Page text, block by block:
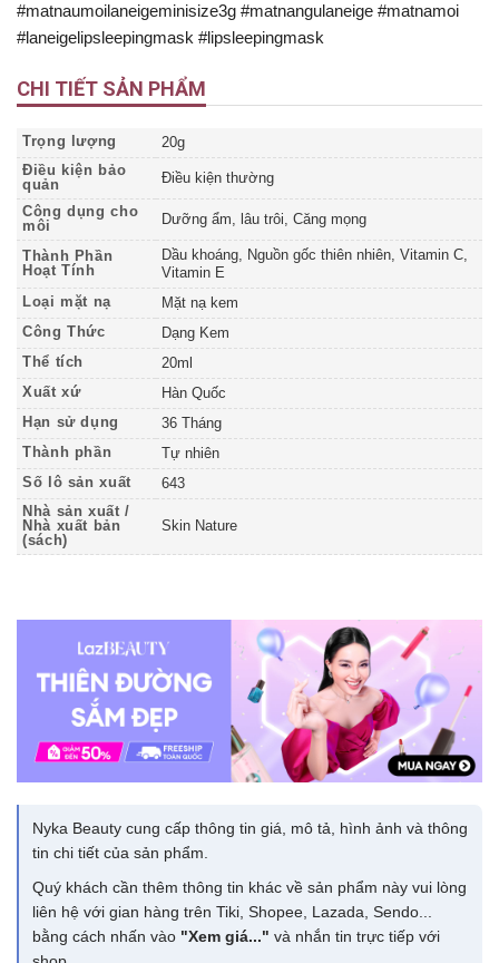
#matnaumoilaneigeminisize3g #matnangulaneige #matnamoi
#laneigelipsleepingmask #lipsleepingmask
CHI TIẾT SẢN PHẨM
Trọng lượng
20g
Điều kiện bảo
quản
Điều kiện thường
Công dụng cho
môi
Dưỡng ẩm, lâu trôi, Căng mọng
Thành Phần
Hoạt Tính
Dầu khoáng, Nguồn gốc thiên nhiên, Vitamin C,
Vitamin E
Loại mặt nạ
Mặt nạ kem
Công Thức
Dạng Kem
Thể tích
20ml
Xuất xứ
Hàn Quốc
Hạn sử dụng
36 Tháng
Thành phần
Tự nhiên
Số lô sản xuất
643
Nhà sản xuất /
Nhà xuất bản
(sách)
Skin Nature
Nyka Beauty cung cấp thông tin giá, mô tả, hình ảnh và thông
tin chi tiết của sản phẩm.
Quý khách cần thêm thông tin khác về sản phẩm này vui lòng
liên hệ với gian hàng trên Tiki, Shopee, Lazada, Sendo...
bằng cách nhấn vào "Xem giá..." và nhắn tin trực tiếp với